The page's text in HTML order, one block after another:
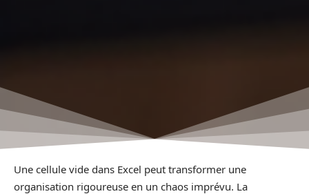
Une cellule vide dans Excel peut transformer une
organisation rigoureuse en un chaos imprévu. La